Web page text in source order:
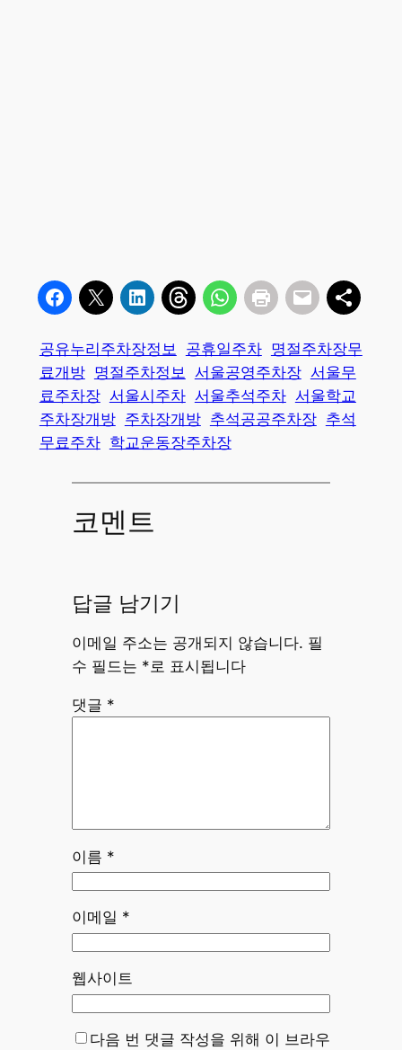
공유누리주차장정보 공휴일주차 명절주차장무
료개방 명절주차정보 서울공영주차장 서울무
료주차장 서울시주차 서울추석주차 서울학교
주차장개방 주차장개방 추석공공주차장 추석
무료주차 학교운동장주차장
코멘트
답글 남기기
이메일 주소는 공개되지 않습니다. 필
수 필드는 * 로 표시됩니다
댓글 *
이름 *
이메일 *
웹사이트
다음 번 댓글 작성을 위해 이 브라우